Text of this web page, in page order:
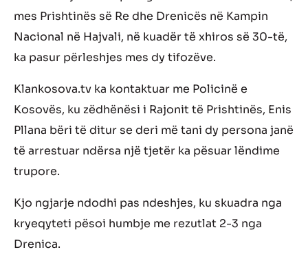
mes Prishtinës së Re dhe Drenicës në Kampin
Nacional në Hajvali, në kuadër të xhiros së 30-të,
ka pasur përleshjes mes dy tifozëve.
Klankosova.tv ka kontaktuar me Policinë e
Kosovës, ku zëdhënësi i Rajonit të Prishtinës, Enis
Pllana bëri të ditur se deri më tani dy persona janë
të arrestuar ndërsa një tjetër ka pësuar lëndime
trupore.
Kjo ngjarje ndodhi pas ndeshjes, ku skuadra nga
kryeqyteti pësoi humbje me rezutlat 2-3 nga
Drenica.